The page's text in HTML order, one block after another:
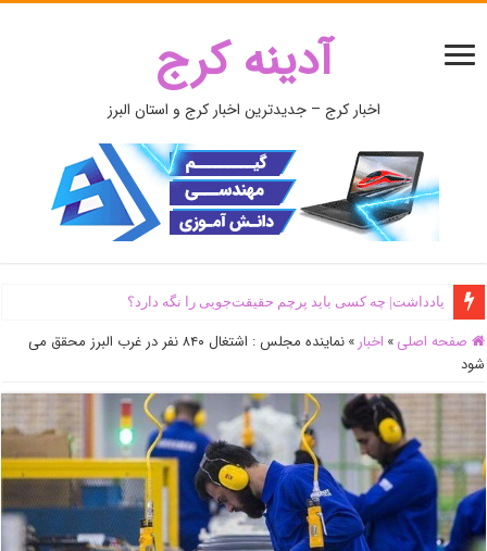
آدینه کرج
اخبار کرج – جدیدترین اخبار کرج و استان البرز
یادداشت| ‌چه کسی باید پرچم حقیقت‌جویی را نگه دارد؟
صفحه اصلی » اخبار »
نماینده مجلس : اشتغال ۸۴۰ نفر در غرب البرز محقق می
شود